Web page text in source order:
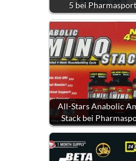
5 bei
All-Stars Anabolic
Stack bei